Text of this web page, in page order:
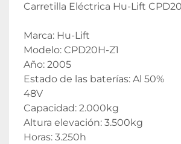
Carretilla Eléctrica Hu-Lift
Marca: Hu-Lift
Modelo: CPD20H-Z1
Año: 2005
Estado de las baterías: Al 50%
48V
Capacidad: 2.000kg
Altura elevación: 3.500kg
Horas: 3.250h